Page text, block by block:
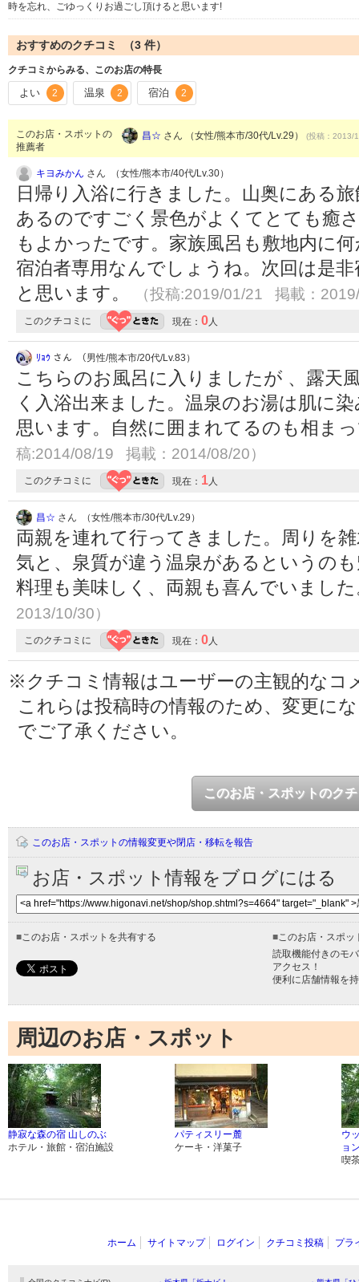
時を忘れ、ごゆっくりお過ごし頂けると思います!
おすすめのクチコミ （3 件）
クチコミからみる、このお店の特長
よい 2 温泉 2 宿泊 2
このお店・スポットの
推薦者
昌☆ さん （女性/熊本市/30代/Lv.29） (投稿：2013/
キヨみかん さん （女性/熊本市/40代/Lv.30）
日帰り入浴に行きました。山奥にある
あるのですごく景色がよくてとても癒
もよかったです。家族風呂も敷地内に
宿泊者専用なんでしょうね。次回は是
と思います。
（投稿:2019/01/21 掲載：
このクチコミに 現在： 0 人
ﾘｮｳ さん （男性/熊本市/20代/Lv.83）
こちらのお風呂に入りましたが 、露天
く入浴出来ました。温泉のお湯は肌に
思います。自然に囲まれてるのも相ま
稿:2014/08/19 掲載：2014/08/20）
このクチコミに 現在： 1 人
昌☆ さん （女性/熊本市/30代/Lv.29）
両親を連れて行ってきました。周りを
気と、泉質が違う温泉があるというの
料理も美味しく、両親も喜んでいまし
2013/10/30）
このクチコミに 現在： 0 人
※クチコミ情報はユーザーの主観的なコ
これらは投稿時の情報のため、変更に
でご了承ください。
このお店・スポットのク
このお店・スポットの情報変更や閉店・移転を報告
お店・スポット情報をブログにはる
■ このお店・スポットを共有する ■ このお店・スポ
読取機能付きのモ
アクセス！
便利に店舗情報を
周辺のお店・スポット
静寂な森の宿 山しのぶ
ホテル・旅館・宿泊施設
パティスリー麓
ケーキ・洋菓子
ウ
ョ
喫
ホーム サイトマップ ログイン クチコミ投稿 プラ